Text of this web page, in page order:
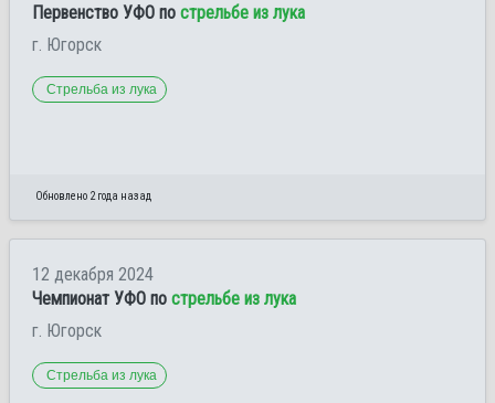
Первенство УФО по стрельбе из лука
г. Югорск
Стрельба из лука
Обновлено 2 года назад
12 декабря 2024
Чемпионат УФО по стрельбе из лука
г. Югорск
Стрельба из лука